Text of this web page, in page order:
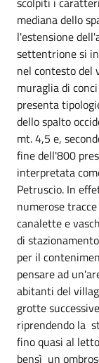
mediana dello
l'estensione
settentrione si
nel contesto del
muraglia di
presenta
dello spalto
mt. 4,5 e,
fine dell'800
interpretata
Petruscio. In
numerose
canalette e
di
per il
pensare ad
abitanti del
grotte
riprendendo la
fino quasi al
bensì un